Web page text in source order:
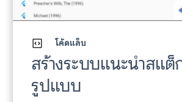
โค้ดแล็บ
สร้างระบบแนะนำสแต็
รูปแบบ